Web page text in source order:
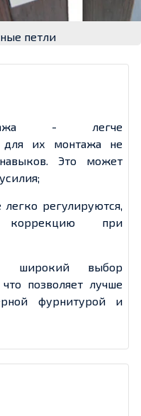
петли
- легче
для их монтажа не
Это может
регулируются,
коррекцию при
широкий выбор
позволяет лучше
фурнитурой и